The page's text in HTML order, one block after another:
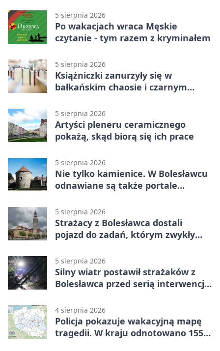
5 sierpnia 2026
Po wakacjach wraca Męskie
czytanie - tym razem z kryminałem
5 sierpnia 2026
Książniczki zanurzyły się w
bałkańskim chaosie i czarnym
5 sierpnia 2026
Artyści pleneru ceramicznego
pokażą, skąd biorą się ich prace
5 sierpnia 2026
Nie tylko kamienice. W Bolesławcu
odnawiane są także portale
5 sierpnia 2026
Strażacy z Bolesławca dostali
pojazd do zadań, którym zwykły
5 sierpnia 2026
Silny wiatr postawił strażaków z
Bolesławca przed serią interwencji -
4 sierpnia 2026
Policja pokazuje wakacyjną mapę
tragedii. W kraju odnotowano 155